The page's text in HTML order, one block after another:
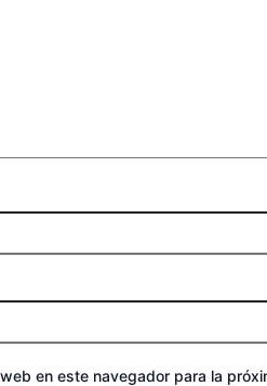
en este navegador para la